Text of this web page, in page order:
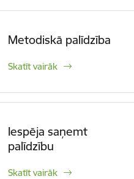
Metodiskā palīdzība
Skatīt vairāk
Iespēja saņemt
palīdzību
Skatīt vairāk